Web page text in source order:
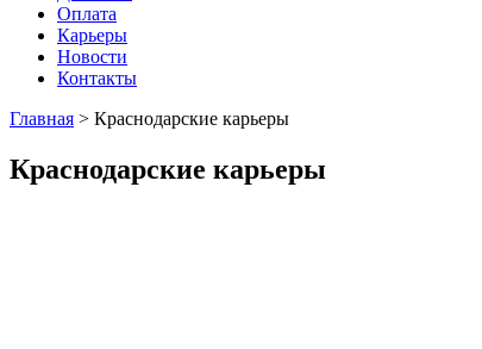
Оплата
Карьеры
Новости
Контакты
Главная > Краснодарские карьеры
Краснодарские карьеры